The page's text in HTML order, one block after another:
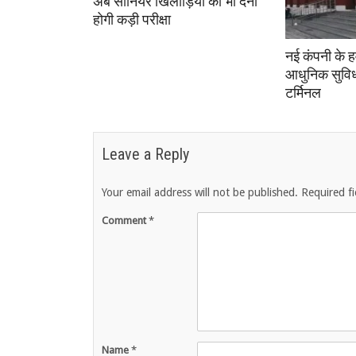
होगी कड़ी परीक्षा
नई कंपनी के
आधुनिक
टर्मिनल
Leave a Reply
Your email address will not be published. Required
Comment*
Name *